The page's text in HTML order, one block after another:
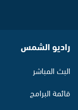
راديو الشمس
البث المباشر
قائمة البرامج